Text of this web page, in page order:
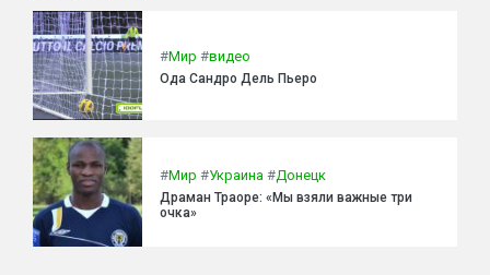
#Мир #видео
Ода Сандро Дель Пьеро
#Мир #Украина #Донецк
Драман Траоре: «Мы взяли важные три
очка»